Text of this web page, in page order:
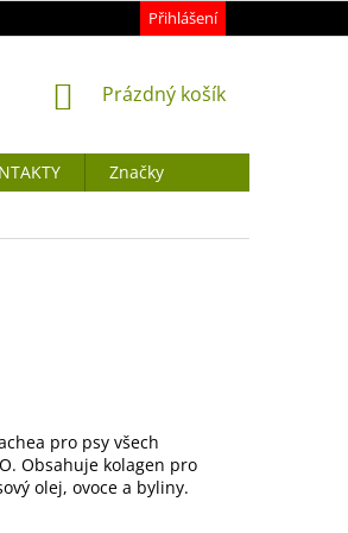
Přihlášení
NÁKUPNÍ
Prázdný košík
Značky
pro psy všech
Obsahuje kolagen pro
olej, ovoce a byliny.